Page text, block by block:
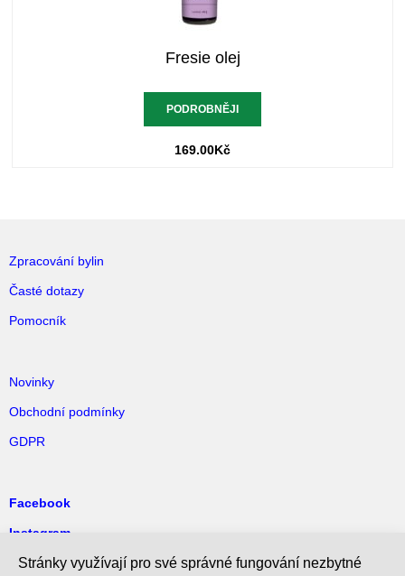
Fresie olej
PODROBNĚJI
169.00Kč
Zpracování bylin
Časté dotazy
Pomocník
Novinky
Obchodní podmínky
GDPR
Facebook
Instagram
Pinterest
Stránky využívají pro své správné fungování nezbytné